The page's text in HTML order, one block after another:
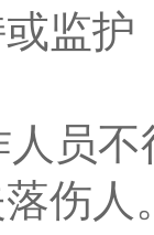
监
员不
伤人